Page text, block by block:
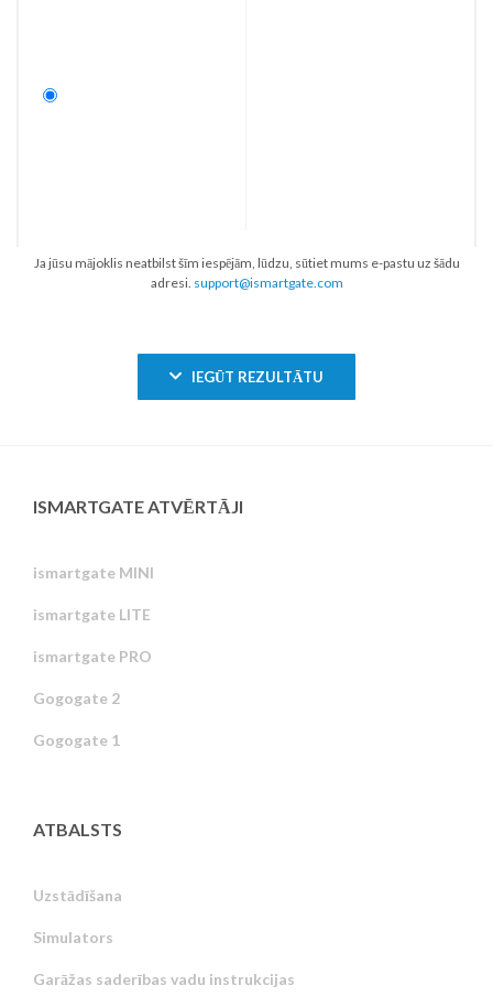
Ja jūsu mājoklis neatbilst šīm iespējām, lūdzu, sūtiet mums e-pastu uz šādu
adresi. support@ismartgate.com
IEGŪT REZULTĀTU
ISMARTGATE ATVĒRTĀJI
ismartgate MINI
ismartgate LITE
ismartgate PRO
Gogogate 2
Gogogate 1
ATBALSTS
Uzstādīšana
Simulators
Garāžas saderības vadu instrukcijas